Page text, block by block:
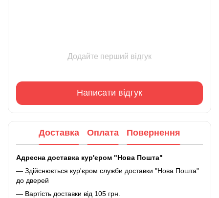
Додайте перший відгук
Написати відгук
Доставка Оплата Повернення
Адресна доставка кур'єром "Нова Пошта"
— Здійснюється кур'єром служби доставки "Нова Пошта"
до дверей
— Вартість доставки від 105 грн.